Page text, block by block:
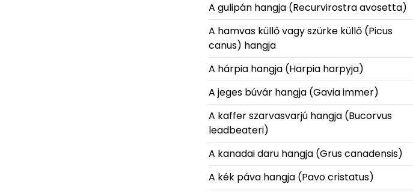
A gulipán hangja (Recurvirostra avosetta)
A hamvas küllő vagy szürke küllő (Picus
canus) hangja
A hárpia hangja (Harpia harpyja)
A jeges búvár hangja (Gavia immer)
A kaffer szarvasvarjú hangja (Bucorvus
leadbeateri)
A kanadai daru hangja (Grus canadensis)
A kék páva hangja (Pavo cristatus)